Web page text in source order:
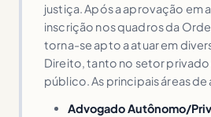
justiça. Após a aprovação em
inscrição nos quadros da
torna-se apto a atuar em
Direito, tanto no setor
público. As principais áreas
Advogado Autônomo/